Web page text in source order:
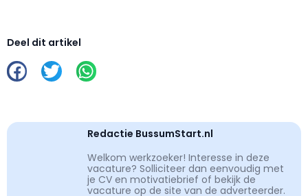
Deel dit artikel
Redactie BussumStart.nl
Welkom werkzoeker! Interesse in deze
vacature? Solliciteer dan eenvoudig met
je CV en motivatiebrief of bekijk de
vacature op de site van de adverteerder.